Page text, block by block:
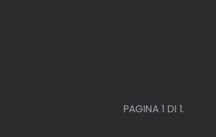
PAGINA 1 DI 1.